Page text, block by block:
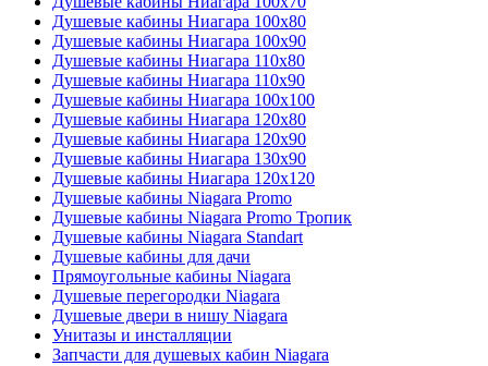
Душевые кабины Ниагара 100x80
Душевые кабины Ниагара 100x90
Душевые кабины Ниагара 110x80
Душевые кабины Ниагара 110x90
Душевые кабины Ниагара 100x100
Душевые кабины Ниагара 120x80
Душевые кабины Ниагара 120x90
Душевые кабины Ниагара 130x90
Душевые кабины Ниагара 120x120
Душевые кабины Niagara Promo
Душевые кабины Niagara Promo Тропик
Душевые кабины Niagara Standart
Душевые кабины для дачи
Прямоугольные кабины Niagara
Душевые перегородки Niagara
Душевые двери в нишу Niagara
Унитазы и инсталляции
Запчасти для душевых кабин Niagara